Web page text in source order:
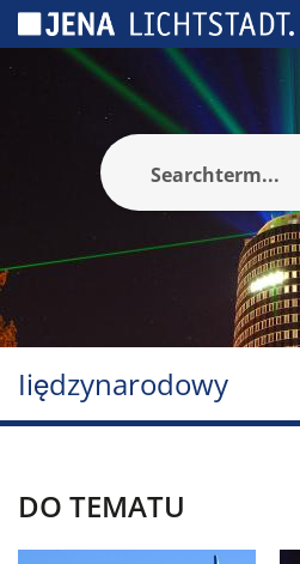
Iiędzynarodowy
DO TEMATU
Panel zarządzania plikami cookies